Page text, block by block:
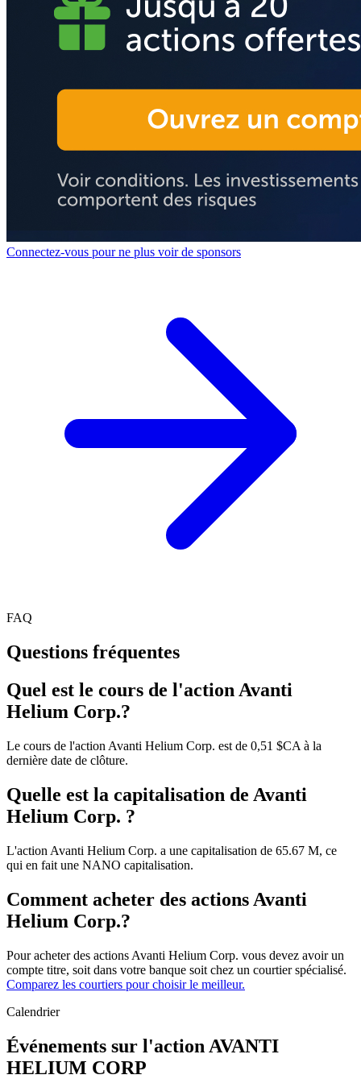
Connectez-vous pour ne plus voir de sponsors
FAQ
Questions fréquentes
Quel est le cours de l'action Avanti
Helium Corp.?
Le cours de l'action Avanti Helium Corp. est de 0,51 $CA à la
dernière date de clôture.
Quelle est la capitalisation de Avanti
Helium Corp. ?
L'action Avanti Helium Corp. a une capitalisation de 65.67 M, ce
qui en fait une NANO capitalisation.
Comment acheter des actions Avanti
Helium Corp.?
Pour acheter des actions Avanti Helium Corp. vous devez avoir un
compte titre, soit dans votre banque soit chez un courtier spécialisé.
Comparez les courtiers pour choisir le meilleur.
Calendrier
Événements sur l'action AVANTI
HELIUM CORP